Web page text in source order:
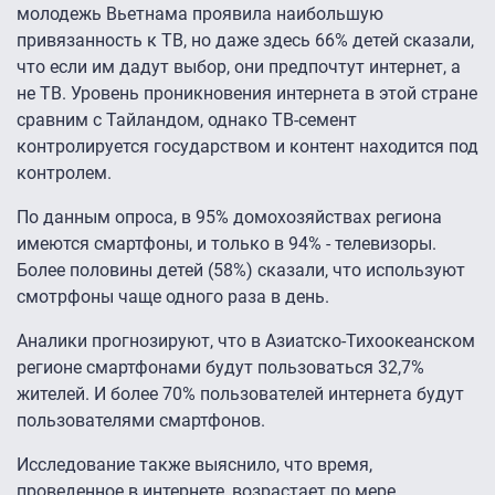
молодежь Вьетнама проявила наибольшую
привязанность к ТВ, но даже здесь 66% детей сказали,
что если им дадут выбор, они предпочтут интернет, а
не ТВ. Уровень проникновения интернета в этой стране
сравним с Тайландом, однако ТВ-семент
контролируется государством и контент находится под
контролем.
По данным опроса, в 95% домохозяйствах региона
имеются смартфоны, и только в 94% - телевизоры.
Более половины детей (58%) сказали, что используют
смотрфоны чаще одного раза в день.
Аналики прогнозируют, что в Азиатско-Тихоокеанском
регионе смартфонами будут пользоваться 32,7%
жителей. И более 70% пользователей интернета будут
пользователями смартфонов.
Исследование также выяснило, что время,